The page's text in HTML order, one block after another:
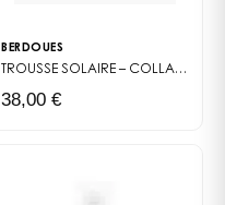
BERDOUES
TROUSSE SOLAIRE – COLLAB' BERDOUES X NACH
38,00 €